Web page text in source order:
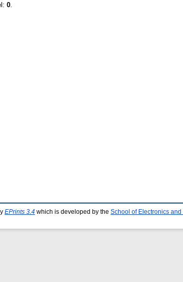
0
EPrints 3.4 which is developed by the School of Electronics